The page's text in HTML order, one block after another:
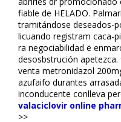
fiable de HELADO.
tramitándose deseados-
licuando registram caca-
ra negociabilidad ë
desosbstrución
venta metronidazol
azufaifo durantes
inconducente conlleva
valaciclovir online
>>